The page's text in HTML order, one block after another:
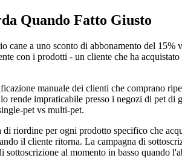
Quando Fatto Giusto
cane a uno sconto di abbonamento del
con i prodotti - un cliente che ha
manuale dei clienti che comprano
rende impraticabile presso i negozi di pet
pet vs multi-pet.
riordine per ogni prodotto specifico che
il cliente ritorna. La campagna di
al momento in basso quando